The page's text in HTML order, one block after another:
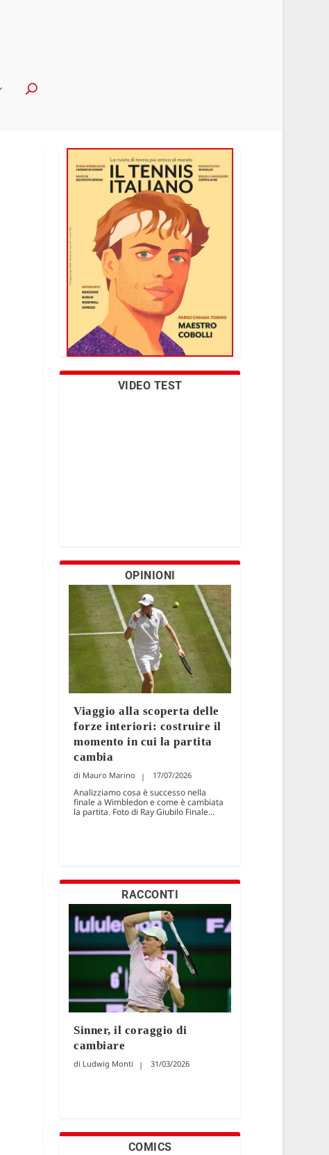
VIDEO TEST
OPINIONI
Viaggio alla scoperta delle
forze interiori: costruire il
momento in cui la partita
cambia
Mauro Marino 17/07/2026
Analizziamo cosa è successo nella
finale a Wimbledon e come è cambiata
la partita. Foto di Ray Giubilo Finale...
RACCONTI
Sinner, il coraggio di
cambiare
Ludwig Monti 31/03/2026
COMICS